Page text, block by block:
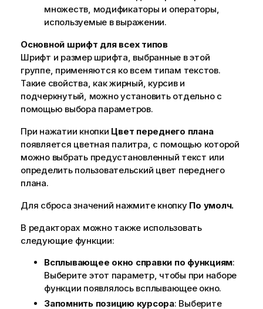
множеств, модификаторы и операторы,
используемые в выражении.
Основной шрифт для всех типов
Шрифт и размер шрифта, выбранные в этой
группе, применяются ко всем типам текстов.
Такие свойства, как жирный, курсив и
подчеркнутый, можно установить отдельно с
помощью выбора параметров.
При нажатии кнопки Цвет переднего плана
появляется цветная палитра, с помощью которой
можно выбрать предустановленный текст или
определить пользовательский цвет переднего
плана.
Для сброса значений нажмите кнопку По умолч.
В редакторах можно также использовать
следующие функции:
Всплывающее окно справки по функциям:
Выберите этот параметр, чтобы при наборе
функции появлялось всплывающее окно.
Запомнить позицию курсора: Выберите